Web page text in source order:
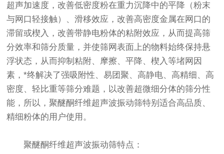
超声加速度，改善低密度粉在重力沉降中的平降（粉末
与网口轻接触）、滑移效应，改善高密度金属在网口的
滞留或楔入，改善带静电粉体的粘附效应，从而提高筛
分效率和筛分质量，并使筛网表面上的物料始终保持悬
浮状态，从而抑制粘附、摩擦、平降、楔入等堵网因
素，*终解决了强吸附性、易团聚、高静电、高精细、高
密度、轻比重等筛分难题，以改善超微细分体的筛分性
能，所以，聚醚酮纤维超声波振动筛特别适合高品质、
精细粉体的用户使用。
聚醚酮纤维超声波振动筛特点：